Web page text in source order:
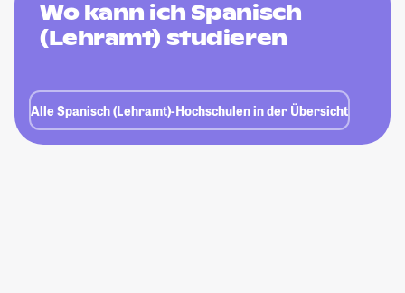
Wo kann ich Spanisch
(Lehramt) studieren
Alle Spanisch (Lehramt)-Hochschulen in der Übersicht